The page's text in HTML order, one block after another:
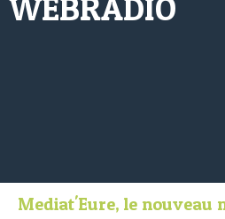
Mediat'Eure, le nouveau